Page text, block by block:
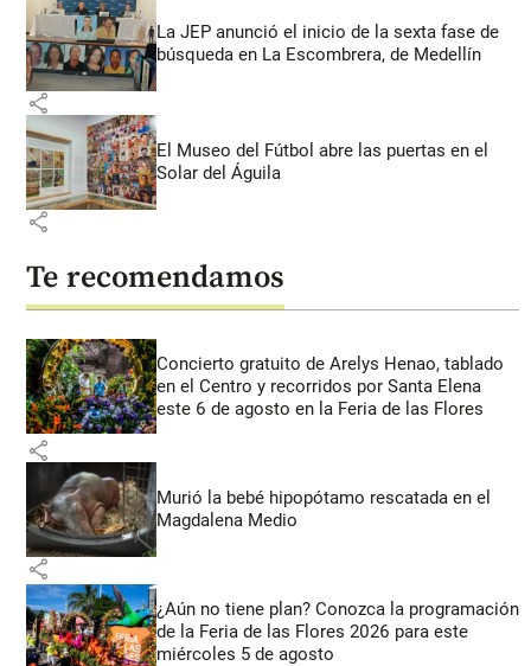
La JEP anunció el inicio de la sexta fase de
búsqueda en La Escombrera, de Medellín
share
El Museo del Fútbol abre las puertas en el
Solar del Águila
share
Te recomendamos
Concierto gratuito de Arelys Henao, tablado
en el Centro y recorridos por Santa Elena
este 6 de agosto en la Feria de las Flores
share
Murió la bebé hipopótamo rescatada en el
Magdalena Medio
share
¿Aún no tiene plan? Conozca la programación
de la Feria de las Flores 2026 para este
miércoles 5 de agosto